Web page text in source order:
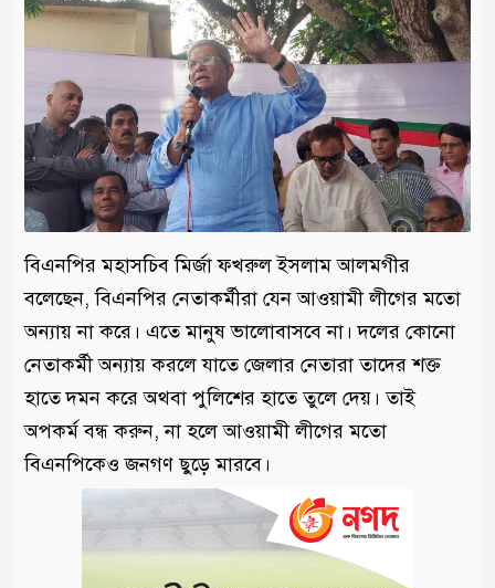
বিএনপির মহাসচিব মির্জা ফখরুল ইসলাম আলমগীর
বলেছেন, বিএনপির নেতাকর্মীরা যেন আওয়ামী লীগের মতো
অন্যায় না করে। এতে মানুষ ভালোবাসবে না। দলের কোনো
নেতাকর্মী অন্যায় করলে যাতে জেলার নেতারা তাদের শক্ত
হাতে দমন করে অথবা পুলিশের হাতে তুলে দেয়। তাই
অপকর্ম বন্ধ করুন, না হলে আওয়ামী লীগের মতো
বিএনপিকেও জনগণ ছুড়ে মারবে।